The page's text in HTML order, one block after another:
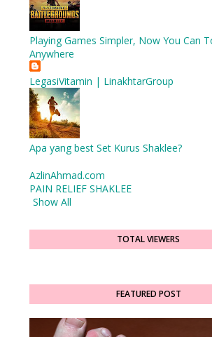
Playing Games Simpler, Now You Can
Anywhere
LegasiVitamin | LinakhtarGroup
Apa yang best Set Kurus Shaklee?
AzlinAhmad.com
PAIN RELIEF SHAKLEE
Show All
TOTAL VIEWERS
FEATURED POST